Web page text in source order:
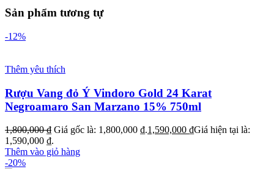
Sản phẩm tương tự
-12%
Thêm yêu thích
Rượu Vang đỏ Ý Vindoro Gold 24 Karat
Negroamaro San Marzano 15% 750ml
1,800,000₫ Giá gốc là: 1,800,000 ₫.1,590,000 ₫Giá hiện tại là:
1,590,000 ₫.
Thêm vào giỏ hàng
-20%